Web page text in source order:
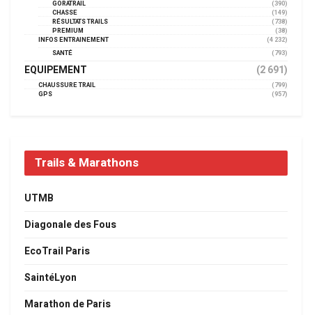
GORATRAIL
(390)
CHASSE
(149)
RÉSULTATS TRAILS
(738)
PREMIUM
(38)
INFOS ENTRAINEMENT
(4 232)
SANTÉ
(793)
EQUIPEMENT (2 691)
CHAUSSURE TRAIL
(799)
GPS
(957)
Trails & Marathons
UTMB
Diagonale des Fous
EcoTrail Paris
SaintéLyon
Marathon de Paris